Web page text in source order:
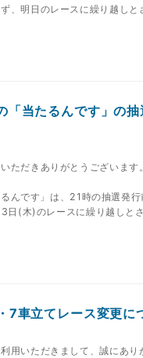
、明日のレースに繰り越しと
「当たるんです」の
ただきありがとうございます。
です」は、21時の抽選発
(木)のレースに繰り越しと
7車立てレース変更
用いただきまして、誠にあり